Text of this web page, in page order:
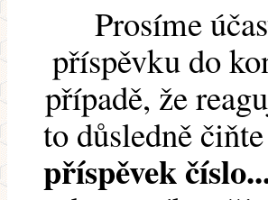
Prosíme
příspěvku do
případě, že
to důsledně
příspěvek